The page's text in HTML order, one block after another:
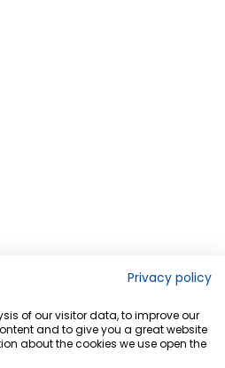
Privacy policy
of our visitor data, to improve our
and to give you a great website
about the cookies we use open the